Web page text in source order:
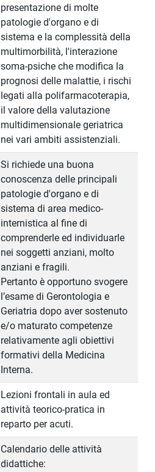
presentazione di molte
patologie d'organo e di
sistema e la complessità della
multimorbilità, l'interazione
soma-psiche che modifica la
prognosi delle malattie, i rischi
legati alla polifarmacoterapia,
il valore della valutazione
multidimensionale geriatrica
nei vari ambiti assistenziali.
Si richiede una buona
conoscenza delle principali
patologie d'organo e di
sistema di area medico-
internistica al fine di
comprenderle ed individuarle
nei soggetti anziani, molto
anziani e fragili.
Pertanto è opportuno svogere
l’esame di Gerontologia e
Geriatria dopo aver sostenuto
e/o maturato competenze
relativamente agli obiettivi
formativi della Medicina
Interna.
Lezioni frontali in aula ed
attività teorico-pratica in
reparto per acuti.
Calendario delle attività
didattiche: